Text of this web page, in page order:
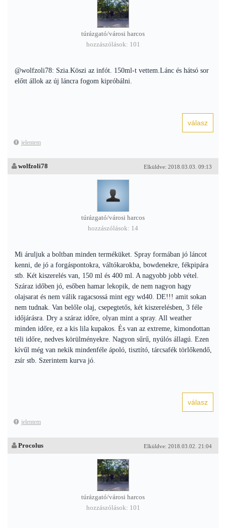
túrázgató/városi harcos
hozzászólások: 101
@wolfzoli78: Szia.Köszi az infót. 150ml-t vettem.Lánc és hátsó sor
előtt állok az új láncra fogom kipróbálni.
jelentem
Elküldve: 2018.03.03. 09:13
wolfzoli78
túrázgató/városi harcos
hozzászólások: 14
Mi áruljuk a boltban minden terméküket. Spray formában jó láncot
kenni, de jó a forgáspontokra, váltókarokba, bowdenekre, fékpipára
stb. Két kiszerelés van, 150 ml és 400 ml. A nagyobb jobb vétel.
Száraz időben jó, esőben hamar lekopik, de nem nagyon hagy
olajsarat és nem válik ragacsossá mint egy wd40. DE!!! amit sokan
nem tudnak. Van belőle olaj, csepegtetős, két kiszerelésben, 3 féle
időjárásra. Dry a száraz időre, olyan mint a spray. All weather
minden időre, ez a kis lila kupakos. És van az extreme, kimondottan
téli időre, nedves körülményekre. Nagyon sűrű, nyúlós állagú. Ezen
kívűl még van nekik mindenféle ápoló, tisztító, tárcsafék törlőkendő,
zsír stb. Szerintem kurva jó.
jelentem
Elküldve: 2018.03.02. 21:04
Procolus
túrázgató/városi harcos
hozzászólások: 101